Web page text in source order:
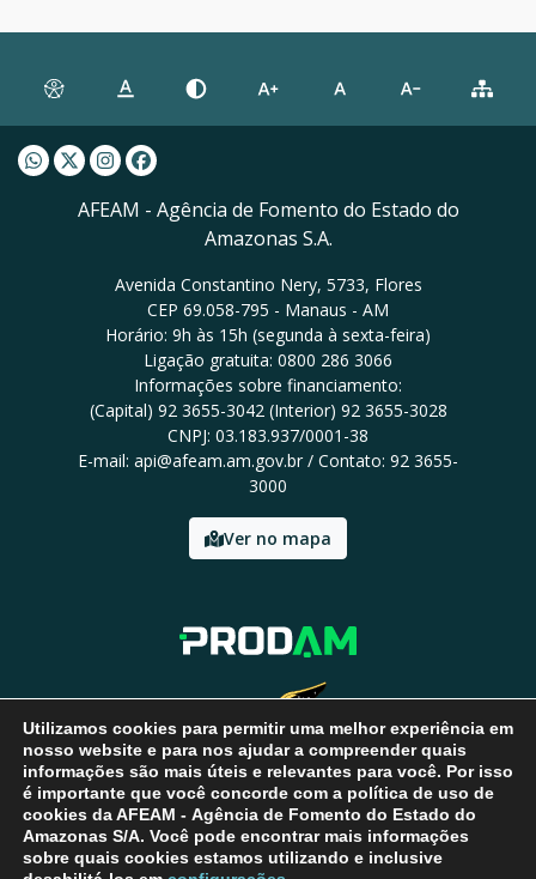
Whatsapp AFEAM
Twitter AFEAM
Instagram AFEAM
Facebook AFEAM
AFEAM - Agência de Fomento do Estado do
Amazonas S.A.
Avenida Constantino Nery, 5733, Flores
CEP 69.058-795 - Manaus - AM
Horário: 9h às 15h (segunda à sexta-feira)
Ligação gratuita: 0800 286 3066
Informações sobre financiamento:
(Capital) 92 3655-3042 (Interior) 92 3655-3028
CNPJ: 03.183.937/0001-38
E-mail: api@afeam.am.gov.br / Contato: 92 3655-
3000
Ver no mapa
Utilizamos cookies para permitir uma melhor experiência em
nosso website e para nos ajudar a compreender quais
informações são mais úteis e relevantes para você. Por isso
é importante que você concorde com a política de uso de
cookies da AFEAM - Agência de Fomento do Estado do
Amazonas S/A. Você pode encontrar mais informações
sobre quais cookies estamos utilizando e inclusive